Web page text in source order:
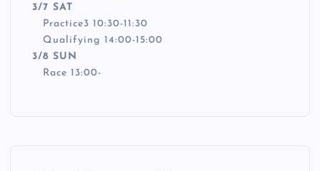
3/7 SAT
Practice3 10:30-11:30
Qualifying 14:00-15:00
3/8 SUN
Race 13:00-